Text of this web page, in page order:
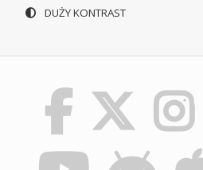
DUŻY KONTRAST